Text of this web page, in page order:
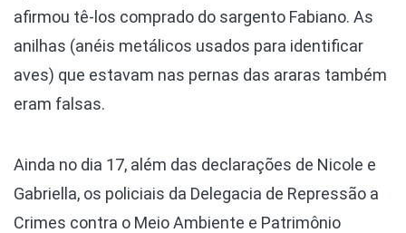
afirmou tê-los comprado do sargento Fabiano. As
anilhas (anéis metálicos usados para identificar
aves) que estavam nas pernas das araras também
eram falsas.
Ainda no dia 17, além das declarações de Nicole e
Gabriella, os policiais da Delegacia de Repressão a
Crimes contra o Meio Ambiente e Patrimônio